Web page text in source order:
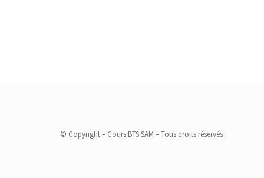
© Copyright – Cours BTS SAM – Tous droits réservés